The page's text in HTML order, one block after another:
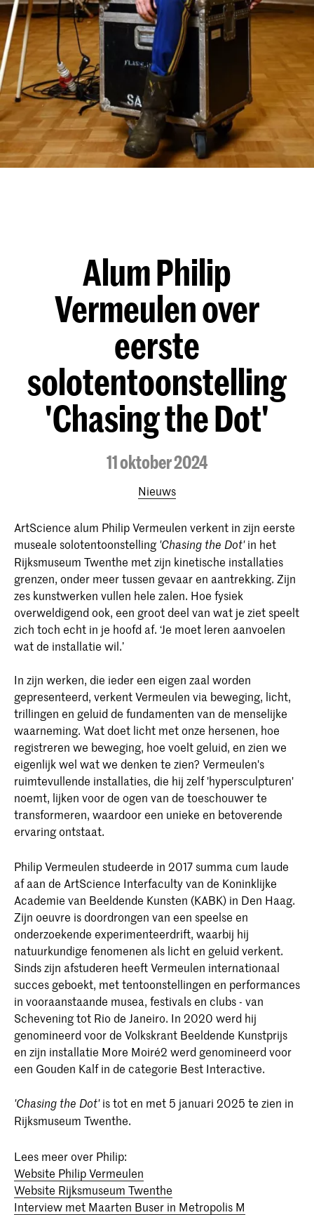
Alum Philip
Vermeulen over
eerste
solotentoonstelling
'Chasing the Dot'
11 oktober 2024
Nieuws
ArtScience alum Philip Vermeulen verkent in zijn eerste
museale solotentoonstelling'Chasing the Dot'in het
Rijksmuseum Twenthe met zijn kinetische installaties
grenzen, onder meer tussen gevaar en aantrekking. Zijn
zes kunstwerken vullen hele zalen. Hoe fysiek
overweldigend ook, een groot deel van wat je ziet speelt
zich toch echt in je hoofd af. ‘Je moet leren aanvoelen
wat de installatie wil.’
In zijn werken, die ieder een eigen zaal worden
gepresenteerd, verkent Vermeulen via beweging, licht,
trillingen en geluid de fundamenten van de menselijke
waarneming. Wat doet licht met onze hersenen, hoe
registreren we beweging, hoe voelt geluid, en zien we
eigenlijk wel wat we denken te zien? Vermeulen's
ruimtevullende installaties, die hij zelf 'hypersculpturen'
noemt, lijken voor de ogen van de toeschouwer te
transformeren, waardoor een unieke en betoverende
ervaring ontstaat.
Philip Vermeulen studeerde in 2017 summa cum laude
af aan de ArtScience Interfaculty van de Koninklijke
Academie van Beeldende Kunsten (KABK) in Den Haag.
Zijn oeuvre is doordrongen van een speelse en
onderzoekende experimenteerdrift, waarbij hij
natuurkundige fenomenen als licht en geluid verkent.
Sinds zijn afstuderen heeft Vermeulen internationaal
succes geboekt, met tentoonstellingen en performances
in vooraanstaande musea, festivals en clubs - van
Schevening tot Rio de Janeiro. In 2020 werd hij
genomineerd voor de Volkskrant Beeldende Kunstprijs
en zijn installatie More Moiré2 werd genomineerd voor
een Gouden Kalf in de categorie Best Interactive.
'Chasing the Dot'is tot en met 5 januari 2025 te zien in
Rijksmuseum Twenthe.
Lees meer over Philip:
Website Philip Vermeulen
Website Rijksmuseum Twenthe
Interview met Maarten Buser in Metropolis M